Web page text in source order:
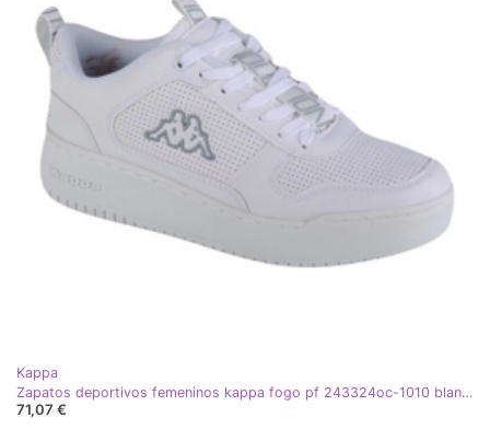
Kappa
Zapatos deportivos femeninos kappa fogo pf 243324oc-1010 blanco
71,07 €